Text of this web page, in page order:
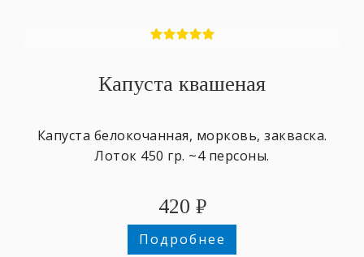
Капуста квашеная
Капуста белокочанная, морковь, закваска.
Лоток 450 гр. ~4 персоны.
420 ₽
Подробнее